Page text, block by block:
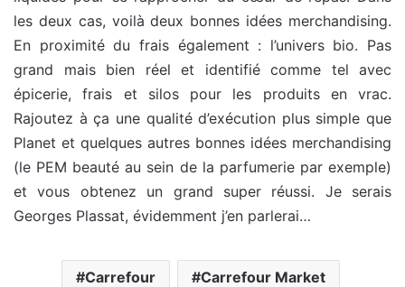
les deux cas, voilà deux bonnes idées merchandising.
En proximité du frais également : l’univers bio. Pas
grand mais bien réel et identifié comme tel avec
épicerie, frais et silos pour les produits en vrac.
Rajoutez à ça une qualité d’exécution plus simple que
Planet et quelques autres bonnes idées merchandising
(le PEM beauté au sein de la parfumerie par exemple)
et vous obtenez un grand super réussi. Je serais
Georges Plassat, évidemment j’en parlerai…
Carrefour Carrefour Market